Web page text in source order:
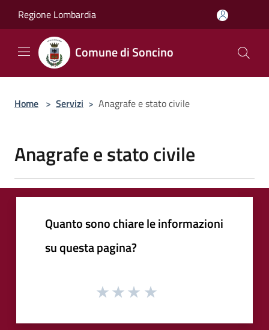
Regione Lombardia
Comune di Soncino
Home > Servizi > Anagrafe e stato civile
Anagrafe e stato civile
Quanto sono chiare le informazioni
su questa pagina?